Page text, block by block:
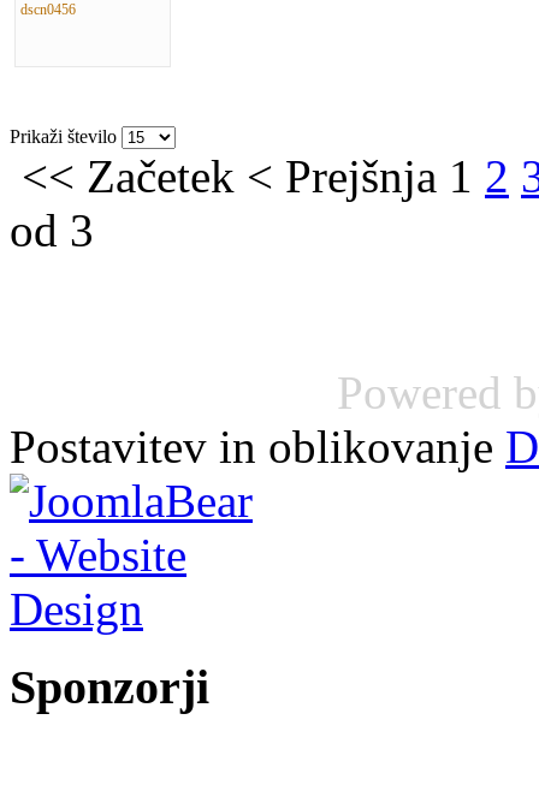
dscn0456
Prikaži število
<< Začetek < Prejšnja 1 2
od 3
Powered
Postavitev in oblikovanje
Sponzorji